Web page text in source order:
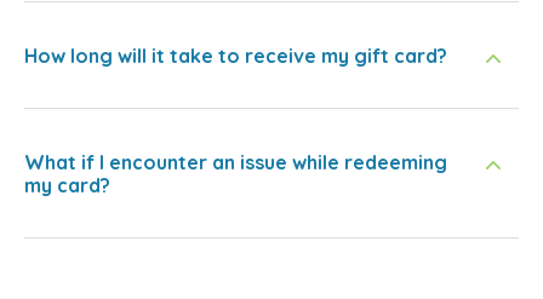
How long will it take to receive my gift card?
What if I encounter an issue while redeeming
my card?